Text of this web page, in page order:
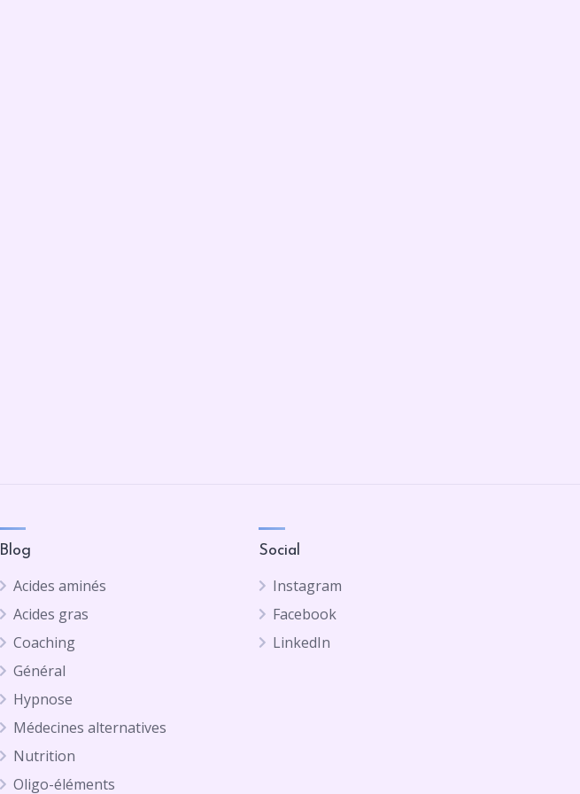
Blog
Acides aminés
Acides gras
Coaching
Général
Hypnose
Médecines alternatives
Nutrition
Oligo-éléments
Social
Instagram
Facebook
LinkedIn